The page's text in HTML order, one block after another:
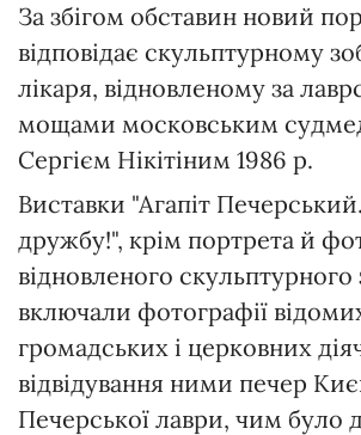
За збігом обставин новий
відповідає скульптурному
лікаря, відновленому за
мощами московським
Сергієм Нікітіним 1986 р.
Виставки "Агапіт
дружбу!", крім портрета й
відновленого
включали фотографії
громадських і церковних
відвідування ними печер
Печерської лаври, чим було